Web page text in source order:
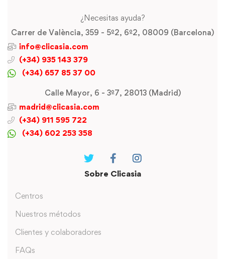
¿Necesitas ayuda?
Carrer de València, 359 - 5º2, 6º2, 08009 (Barcelona)
info@clicasia.com
(+34) 935 143 379
(+34) 657 85 37 00
Calle Mayor, 6 - 3º7, 28013 (Madrid)
madrid@clicasia.com
(+34) 911 595 722
(+34) 602 253 358
Sobre Clicasia
Centros
Nuestros métodos
Clientes y colaboradores
FAQs